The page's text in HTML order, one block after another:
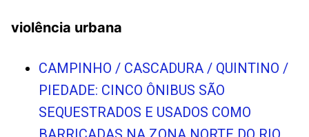
violência urbana
CAMPINHO / CASCADURA / QUINTINO /
PIEDADE: CINCO ÔNIBUS SÃO
SEQUESTRADOS E USADOS COMO